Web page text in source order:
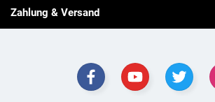
Zahlung & Versand